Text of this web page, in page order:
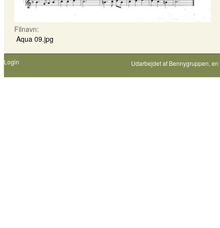
Filnavn:
Aqua 09.jpg
Login Udarbejdet af Bennygruppen,